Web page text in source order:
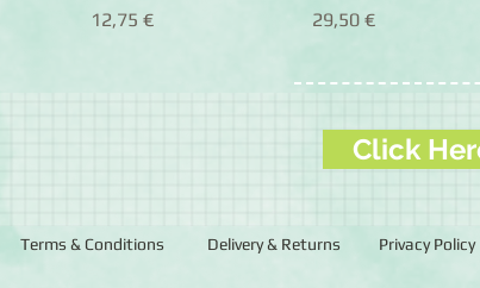
Preis
12,75 €
Preis
29,50 €
Click
Terms & Conditions Delivery & Returns Privacy Policy